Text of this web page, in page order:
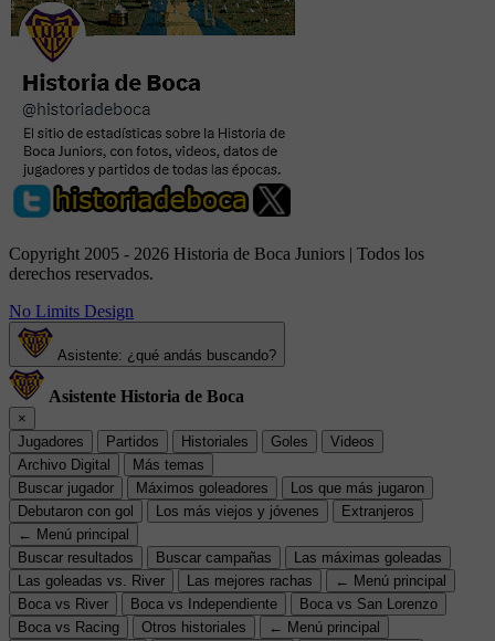
Copyright 2005 - 2026 Historia de Boca Juniors | Todos los
derechos reservados.
No Limits Design
Asistente: ¿qué andás buscando?
Asistente Historia de Boca
×
Jugadores
Partidos Historiales Goles
Videos
Archivo Digital
Más temas
Buscar jugador
Máximos goleadores
Los que más jugaron
Debutaron con gol
Los más viejos y jóvenes
Extranjeros
← Menú principal
Buscar resultados
Buscar campañas
Las máximas goleadas
Las goleadas vs. River
Las mejores rachas
← Menú principal
Boca vs River
Boca vs Independiente
Boca vs San Lorenzo
Boca vs Racing
Otros historiales
← Menú principal